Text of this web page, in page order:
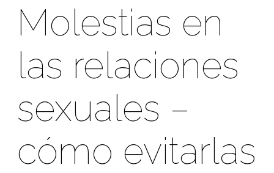
Molestias en
las relaciones
sexuales –
cómo evitarlas